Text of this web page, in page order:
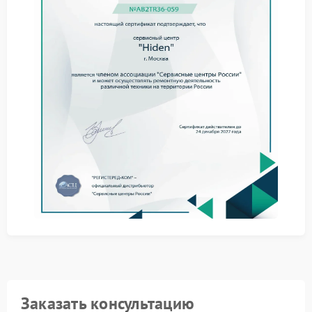
сети, хотя кабель отключен.
Бесперебойник Hiden, не способный
переключиться на батарею, не выполняет защитную
функцию. Даже кратковременный разрыв подачи
энергии способен привести к потере данных или
повреждению чувствительных компонентов
Как мастера выявляют причину
отказа переключения
Специалисты последовательно локализуют участок,
где нарушается логика перехода на аккумулятор.
Сначала фиксируют реакцию устройства на
имитацию отключения сети. Далее оценивают
Заказать консультацию